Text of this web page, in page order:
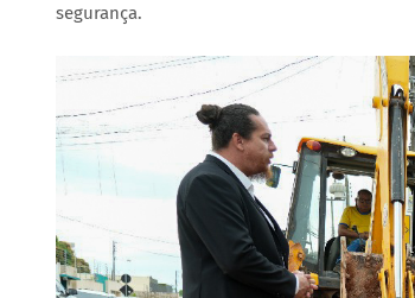
segurança.